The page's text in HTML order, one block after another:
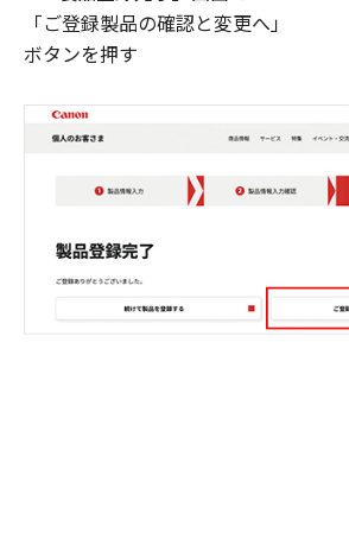
「ご登録製品の確認と変更へ」
ボタンを押す